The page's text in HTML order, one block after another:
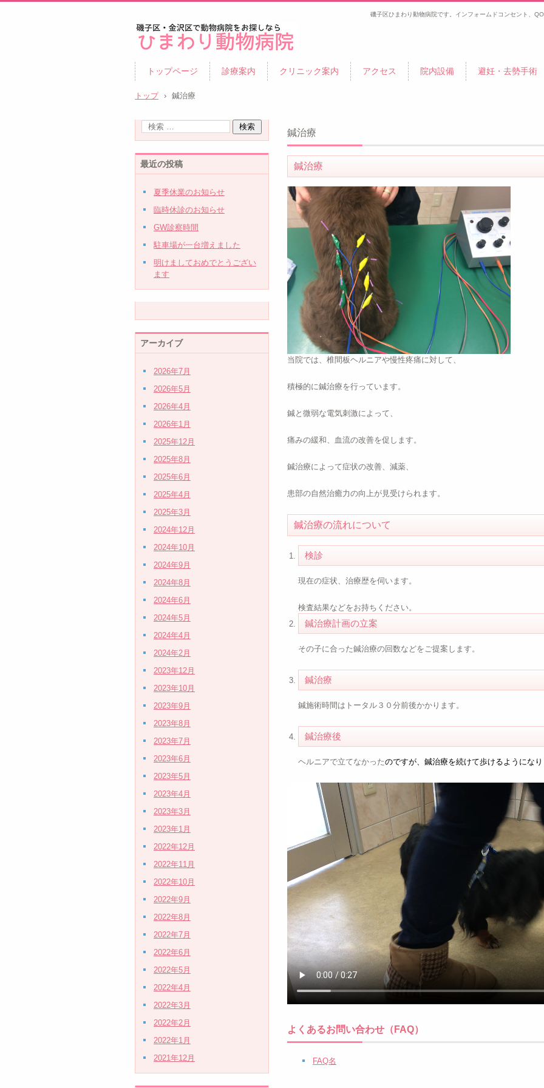
区|夜8時まで診察|鍼治療
磯子区ひまわり動物病院です。インフォームドコンセント、
トップページ 診療案内 クリニック案内 アクセス 院内設備 避妊・去勢手術
トップ › 鍼治療
鍼治療
鍼治療
当院では、椎間板ヘルニアや慢性疼痛に対して、
積極的に鍼治療を行っています。
鍼と微弱な電気刺激によって、
痛みの緩和、血流の改善を促します。
鍼治療によって症状の改善、減薬、
患部の自然治癒力の向上が見受けられます。
鍼治療の流れについて
検診
現在の症状、治療歴を伺います。
検査結果などをお持ちください。
鍼治療計画の立案
その子に合った鍼治療の回数などをご提案します。
鍼治療
鍼施術時間はトータル３０分前後かかります。
鍼治療後
ヘルニアで立てなかったのですが、鍼治療を続けて歩けるようにな
よくあるお問い合わせ（FAQ）
FAQ名
最近の投稿
夏季休業のお知らせ
臨時休診のお知らせ
GW診察時間
駐車場が一台増えました
明けましておめでとうござい
ます
アーカイブ
2026年7月
2026年5月
2026年4月
2026年1月
2025年12月
2025年8月
2025年6月
2025年4月
2025年3月
2024年12月
2024年10月
2024年9月
2024年8月
2024年6月
2024年5月
2024年4月
2024年2月
2023年12月
2023年10月
2023年9月
2023年8月
2023年7月
2023年6月
2023年5月
2023年4月
2023年3月
2023年1月
2022年12月
2022年11月
2022年10月
2022年9月
2022年8月
2022年7月
2022年6月
2022年5月
2022年4月
2022年3月
2022年2月
2022年1月
2021年12月